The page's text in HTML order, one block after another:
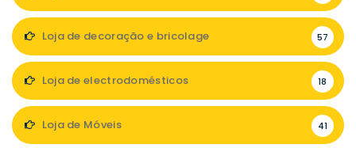
Loja de decoração e bricolage 57
Loja de electrodomésticos 18
Loja de Móveis 41